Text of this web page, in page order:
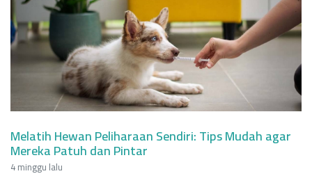
Melatih Hewan Peliharaan Sendiri: Tips Mudah agar
Mereka Patuh dan Pintar
4 minggu lalu